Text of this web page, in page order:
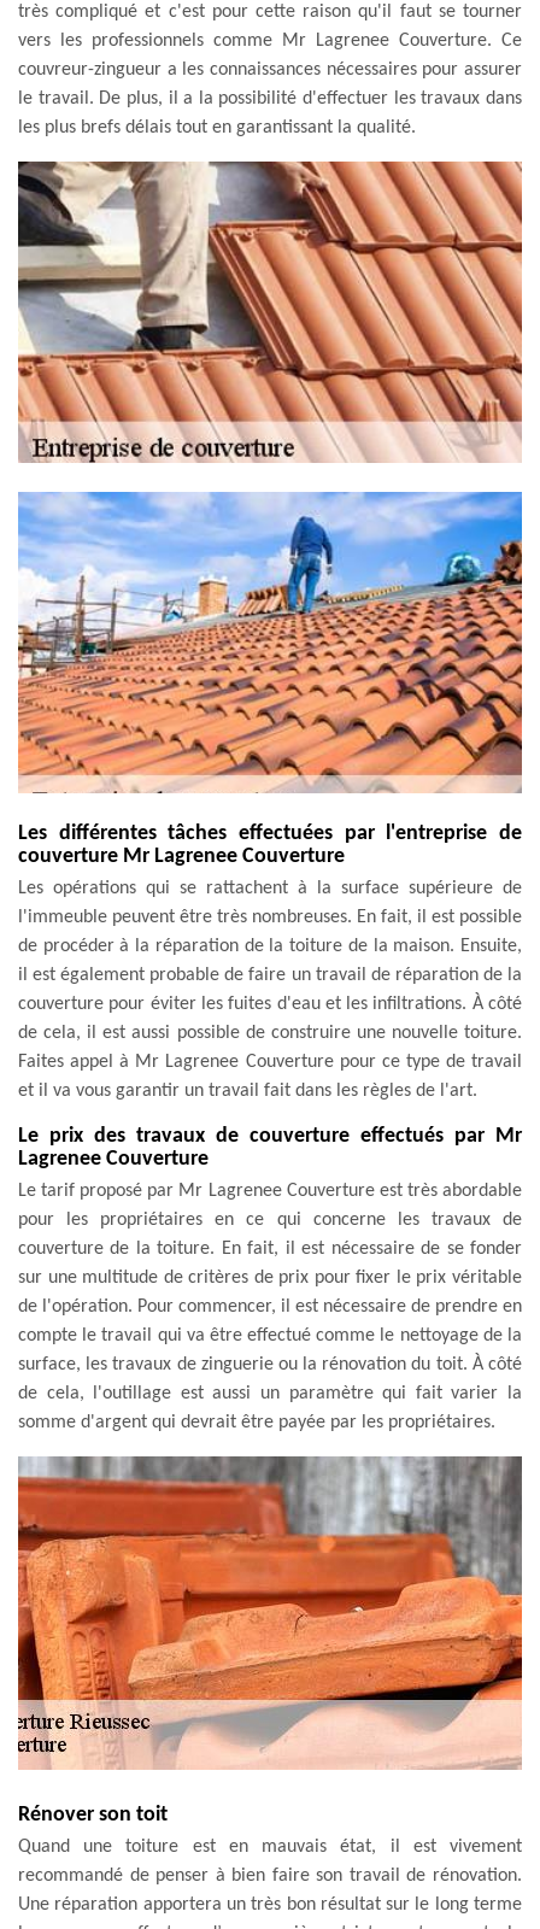
très compliqué et c'est pour cette raison qu'il faut se tourner
vers les professionnels comme Mr Lagrenee Couverture. Ce
couvreur-zingueur a les connaissances nécessaires pour assurer
le travail. De plus, il a la possibilité d'effectuer les travaux dans
les plus brefs délais tout en garantissant la qualité.
Les différentes tâches effectuées par l'entreprise de
couverture Mr Lagrenee Couverture
Les opérations qui se rattachent à la surface supérieure de
l'immeuble peuvent être très nombreuses. En fait, il est possible
de procéder à la réparation de la toiture de la maison. Ensuite,
il est également probable de faire un travail de réparation de la
couverture pour éviter les fuites d'eau et les infiltrations. À côté
de cela, il est aussi possible de construire une nouvelle toiture.
Faites appel à Mr Lagrenee Couverture pour ce type de travail
et il va vous garantir un travail fait dans les règles de l'art.
Le prix des travaux de couverture effectués par Mr
Lagrenee Couverture
Le tarif proposé par Mr Lagrenee Couverture est très abordable
pour les propriétaires en ce qui concerne les travaux de
couverture de la toiture. En fait, il est nécessaire de se fonder
sur une multitude de critères de prix pour fixer le prix véritable
de l'opération. Pour commencer, il est nécessaire de prendre en
compte le travail qui va être effectué comme le nettoyage de la
surface, les travaux de zinguerie ou la rénovation du toit. À côté
de cela, l'outillage est aussi un paramètre qui fait varier la
somme d'argent qui devrait être payée par les propriétaires.
Rénover son toit
Quand une toiture est en mauvais état, il est vivement
recommandé de penser à bien faire son travail de rénovation.
Une réparation apportera un très bon résultat sur le long terme